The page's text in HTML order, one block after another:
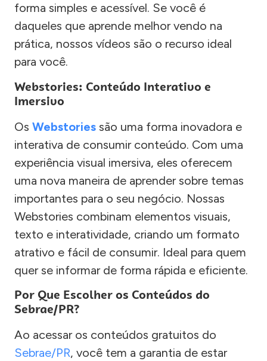
forma simples e acessível. Se você é
daqueles que aprende melhor vendo na
prática, nossos vídeos são o recurso ideal
para você.
Webstories: Conteúdo Interativo e
Imersivo
Os Webstories são uma forma inovadora e
interativa de consumir conteúdo. Com uma
experiência visual imersiva, eles oferecem
uma nova maneira de aprender sobre temas
importantes para o seu negócio. Nossas
Webstories combinam elementos visuais,
texto e interatividade, criando um formato
atrativo e fácil de consumir. Ideal para quem
quer se informar de forma rápida e eficiente.
Por Que Escolher os Conteúdos do
Sebrae/PR?
Ao acessar os conteúdos gratuitos do
Sebrae/PR, você tem a garantia de estar